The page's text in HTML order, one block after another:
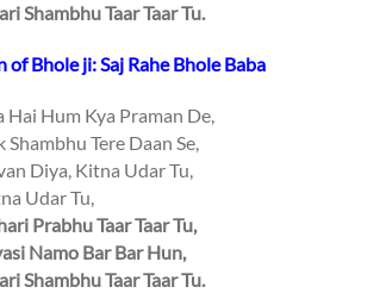
Shambhu Taar Taar Tu.
Bhole ji: Saj Rahe Bhole Baba
Hai Hum Kya Praman De,
Shambhu Tere Daan Se,
Diya, Kitna Udar Tu,
Udar Tu,
Prabhu Taar Taar Tu,
Namo Bar Bar Hun,
Shambhu Taar Taar Tu.